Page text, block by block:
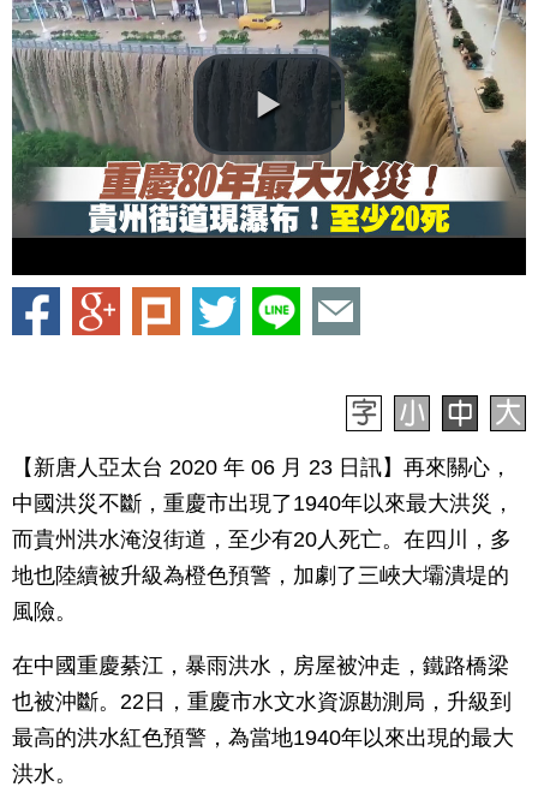
【新唐人亞太台 2020 年 06 月 23 日訊】再來關心，
中國洪災不斷，重慶市出現了1940年以來最大洪災，
而貴州洪水淹沒街道，至少有20人死亡。在四川，多
地也陸續被升級為橙色預警，加劇了三峽大壩潰堤的
風險。
在中國重慶綦江，暴雨洪水，房屋被沖走，鐵路橋梁
也被沖斷。22日，重慶市水文水資源勘測局，升級到
最高的洪水紅色預警，為當地1940年以來出現的最大
洪水。